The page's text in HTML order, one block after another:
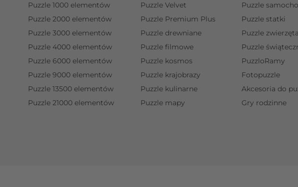
Puzzle 1000 elementów
Puzzle 2000 elementów
Puzzle 3000 elementów
Puzzle 4000 elementów
Puzzle 6000 elementów
Puzzle 9000 elementów
Puzzle 13500 elementów
Puzzle 21000 elementów
Puzzle Velvet
Puzzle Premium Plus
Puzzle drewniane
Puzzle filmowe
Puzzle kosmos
Puzzle krajobrazy
Puzzle kulinarne
Puzzle mapy
Puzzle
Puzzle statki
Puzzle zwierzęta
Puzzle
PuzzloRamy
Fotopuzzle
Akcesoria do
Gry rodzinne